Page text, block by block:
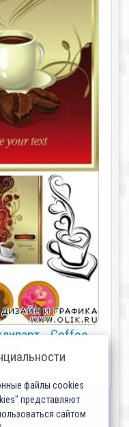
- Coffee
Set
файлы cookies
представляют
сайтом